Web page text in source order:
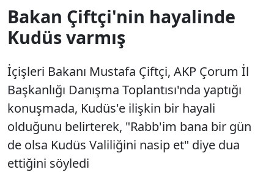
Bakan Çiftçi'nin hayalinde
Kudüs varmış
İçişleri Bakanı Mustafa Çiftçi, AKP Çorum İl
Başkanlığı Danışma Toplantısı'nda yaptığı
konuşmada, Kudüs'e ilişkin bir hayali
olduğunu belirterek, "Rabb'im bana bir gün
de olsa Kudüs Valiliğini nasip et" diye dua
ettiğini söyledi